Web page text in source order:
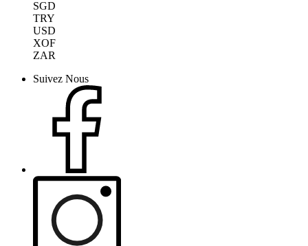
SGD
TRY
USD
XOF
ZAR
Suivez Nous